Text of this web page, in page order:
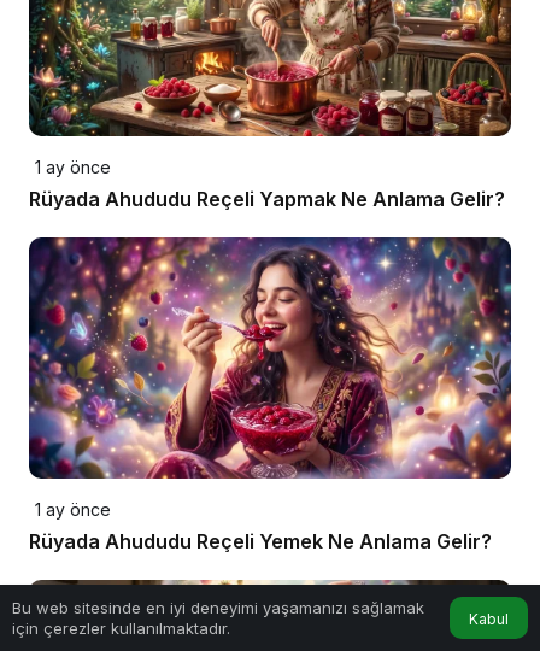
1 ay önce
Rüyada Ahududu Reçeli Yapmak Ne Anlama Gelir?
1 ay önce
Rüyada Ahududu Reçeli Yemek Ne Anlama Gelir?
Bu web sitesinde en iyi deneyimi yaşamanızı sağlamak
için çerezler kullanılmaktadır.
Kabul
Anasayfa Hesabım